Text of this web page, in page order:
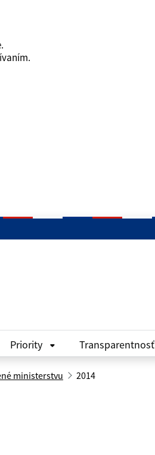
Priority Transparentnosť
ministerstvu 2014